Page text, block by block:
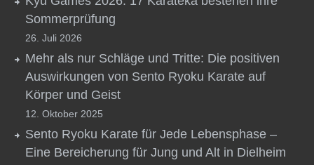
Sommerprüfung
26. Juli 2026
Mehr als nur Schläge und Tritte: Die positiven
Auswirkungen von Sento Ryoku Karate auf
Körper und Geist
12. Oktober 2025
Sento Ryoku Karate für Jede Lebensphase –
Eine Bereicherung für Jung und Alt in Dielheim